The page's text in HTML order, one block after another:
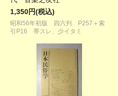
1,350円(税込)
昭和56年初版 四六判 P257＋索
引P16 帯スレ、少イタミ